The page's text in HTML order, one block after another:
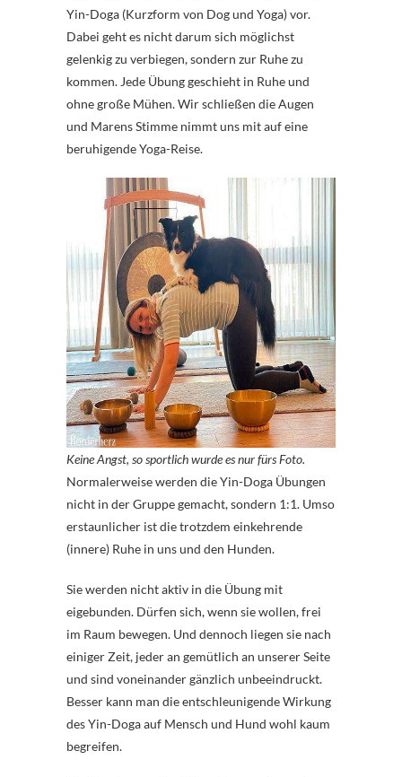
Yin-Doga (Kurzform von Dog und Yoga) vor.
Dabei geht es nicht darum sich möglichst
gelenkig zu verbiegen, sondern zur Ruhe zu
kommen. Jede Übung geschieht in Ruhe und
ohne große Mühen. Wir schließen die Augen
und Marens Stimme nimmt uns mit auf eine
beruhigende Yoga-Reise.
Keine Angst, so sportlich wurde es nur fürs Foto.
Normalerweise werden die Yin-Doga Übungen
nicht in der Gruppe gemacht, sondern 1:1. Umso
erstaunlicher ist die trotzdem einkehrende
(innere) Ruhe in uns und den Hunden.
Sie werden nicht aktiv in die Übung mit
eigebunden. Dürfen sich, wenn sie wollen, frei
im Raum bewegen. Und dennoch liegen sie nach
einiger Zeit, jeder an gemütlich an unserer Seite
und sind voneinander gänzlich unbeeindruckt.
Besser kann man die entschleunigende Wirkung
des Yin-Doga auf Mensch und Hund wohl kaum
begreifen.